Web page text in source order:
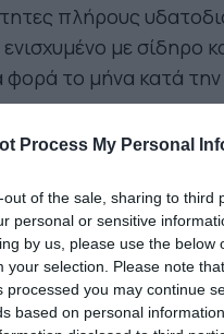
Process My Personal
out of the sale, sharing to third
personal or sensitive
by us, please use the below
your selection. Please note
processed you may continue
based on personal
πλήρους
με σίδηρο
φορά το μήνα κατά